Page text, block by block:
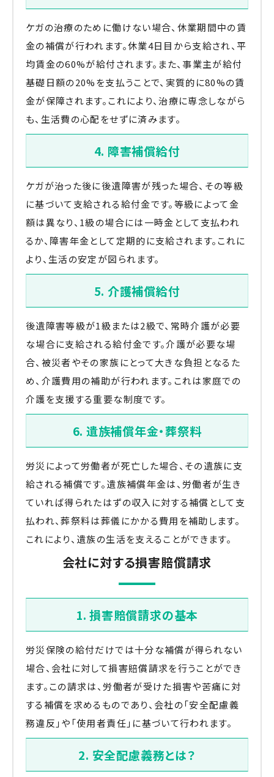
ケガの治療のために働けない場合、休業期間中の賃
金の補償が行われます。休業4日目から支給され、平
均賃金の60%が給付されます。また、事業主が給付
基礎日額の20%を支払うことで、実質的に80%の賃
金が保障されます。これにより、治療に専念しながら
も、生活費の心配をせずに済みます。
4. 障害補償給付
ケガが治った後に後遺障害が残った場合、その等級
に基づいて支給される給付金です。等級によって金
額は異なり、1級の場合には一時金として支払われ
るか、障害年金として定期的に支給されます。これに
より、生活の安定が図られます。
5. 介護補償給付
後遺障害等級が1級または2級で、常時介護が必要
な場合に支給される給付金です。介護が必要な場
合、被災者やその家族にとって大きな負担となるた
め、介護費用の補助が行われます。これは家庭での
介護を支援する重要な制度です。
6. 遺族補償年金・葬祭料
労災によって労働者が死亡した場合、その遺族に支
給される補償です。遺族補償年金は、労働者が生き
ていれば得られたはずの収入に対する補償として支
払われ、葬祭料は葬儀にかかる費用を補助します。
これにより、遺族の生活を支えることができます。
会社に対する損害賠償請求
1. 損害賠償請求の基本
労災保険の給付だけでは十分な補償が得られない
場合、会社に対して損害賠償請求を行うことができ
ます。この請求は、労働者が受けた損害や苦痛に対
する補償を求めるものであり、会社の「安全配慮義
務違反」や「使用者責任」に基づいて行われます。
2. 安全配慮義務とは？